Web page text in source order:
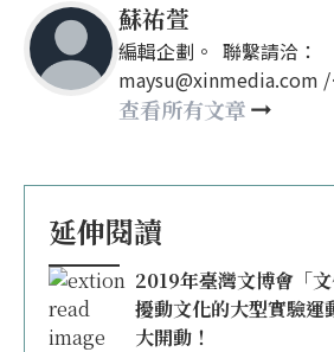
蘇祐萱
編輯企劃。 聯繫請洽：
maysu@xinmedia.com /
may860527@gmail.com
查看所有文章
延伸閱讀
2019年臺灣文博會「
擾動文化的大型實驗
大開動！